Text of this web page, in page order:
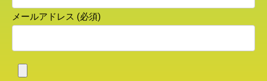
メールアドレス (必須)